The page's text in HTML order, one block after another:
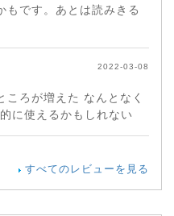
もです。あとは読みきる
2022-03-08
ころが増えた なんとなく
に使えるかもしれない
すべてのレビューを見る